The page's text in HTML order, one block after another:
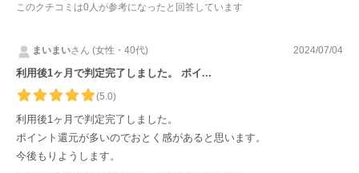
このクチコミは0 人が参考になったと回答しています
まいまいさん (女性・40代) 2024/07/04
利用後1ヶ月で判定完了しました。 ポイ...
(5.0)
利用後1ヶ月で判定完了しました。
ポイント還元が多いのでおとく感があると思います。
今後もりようします。